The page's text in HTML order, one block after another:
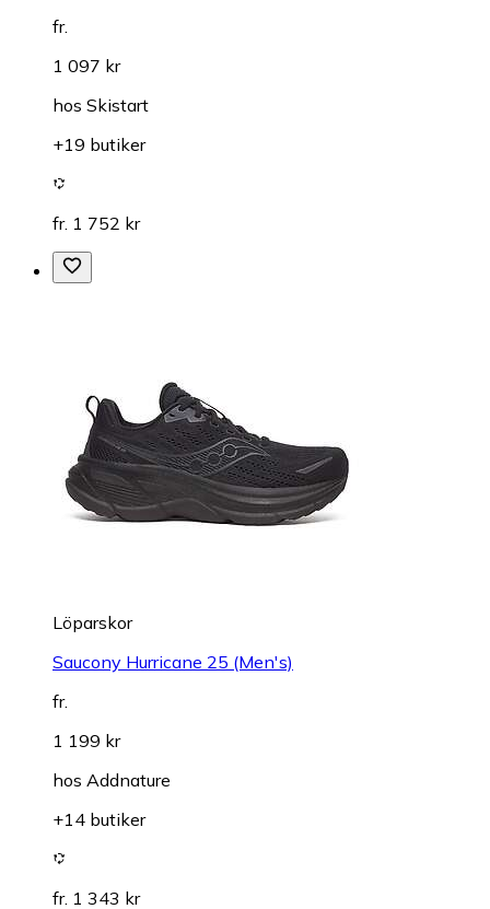
fr.
1 097 kr
hos Skistart
+19 butiker
fr. 1 752 kr
Löparskor
Saucony Hurricane 25 (Men's)
fr.
1 199 kr
hos Addnature
+14 butiker
fr. 1 343 kr